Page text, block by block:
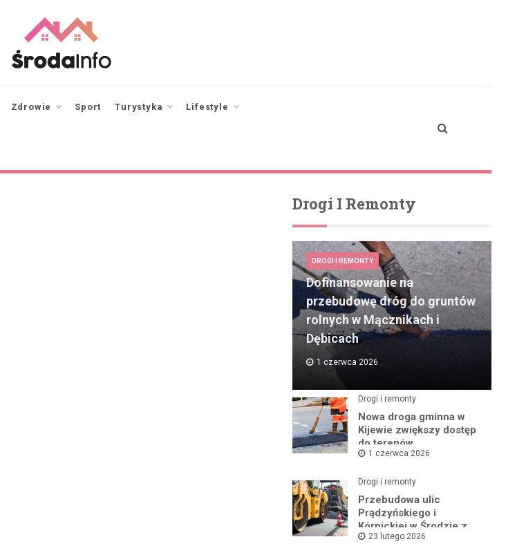
Wielkopolskiej
Zdrowie Sport Turystyka Lifestyle
Drogi I Remonty
DROGI I REMONTY
Dofinansowanie na
przebudowę dróg do gruntów
rolnych w Mącznikach i
Dębicach
1 czerwca 2026
Drogi i remonty
Nowa droga gminna w
Kijewie zwiększy dostęp
do terenów
inwestycyjnych
1 czerwca 2026
Drogi i remonty
Przebudowa ulic
Prądzyńskiego i
Kórnickiej w Środzie z
rządowym wsparciem
23 lutego 2026